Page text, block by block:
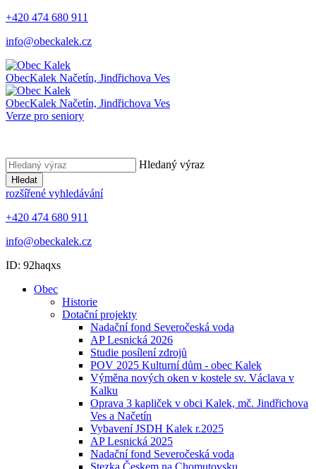
+420 474 680 911
info@obeckalek.cz
ObecKalek Načetín, Jindřichova Ves
ObecKalek Načetín, Jindřichova Ves
Verze pro seniory
Hledaný výraz
Hledat
rozšířené vyhledávání
+420 474 680 911
info@obeckalek.cz
ID: 92haqxs
Obec
Historie
Dotační projekty
Nadační fond Severočeská voda
AP Lesnická 2026
Studie posílení zdrojů
POV 2025 Kulturní dům - obec Kalek
Výměna nových oken v kostele sv. Václava v
Kalku
Oprava 3 kapliček v obci Kalek, mč. Jindřichova
Ves a Načetín
Vybavení JSDH Kalek r.2025
AP Lesnická 2025
Nadační fond Severočeská voda
Stezka Českem na Chomutovsku